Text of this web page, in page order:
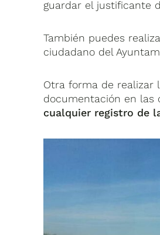
guardar el justificante
También puedes
ciudadano del
Otra forma de realizar
documentación en las
cualquier registro de